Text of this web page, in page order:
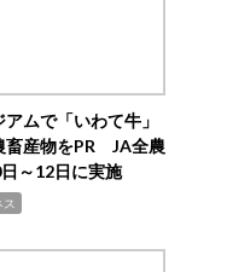
アムで「いわて牛」
畜産物をPR JA全農
～12日に実施
ス